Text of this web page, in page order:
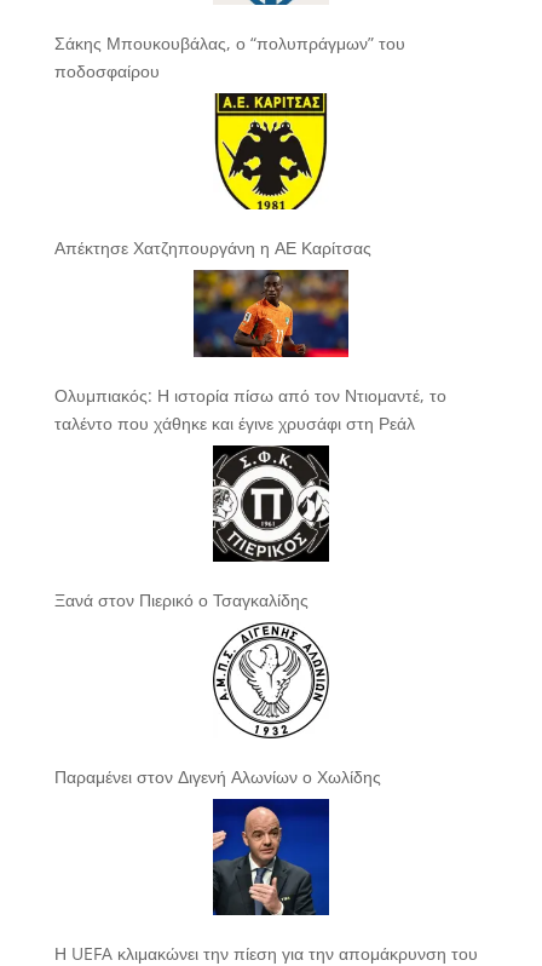
Σάκης Μπουκουβάλας, ο “πολυπράγμων” του
ποδοσφαίρου
Απέκτησε Χατζηπουργάνη η ΑΕ Καρίτσας
Ολυμπιακός: Η ιστορία πίσω από τον Ντιομαντέ, το
ταλέντο που χάθηκε και έγινε χρυσάφι στη Ρεάλ
Ξανά στον Πιερικό ο Τσαγκαλίδης
Παραμένει στον Διγενή Αλωνίων ο Χωλίδης
Η UEFA κλιμακώνει την πίεση για την απομάκρυνση του